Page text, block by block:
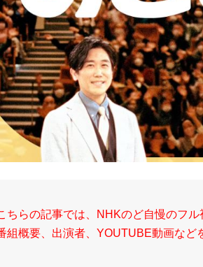
ちらの記事では、NHKのど自慢のフ
組概要、出演者、YOUTUBE動画など